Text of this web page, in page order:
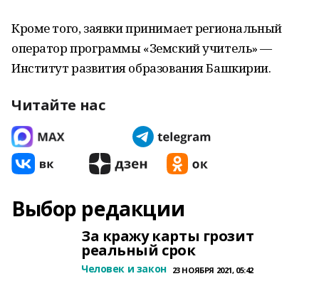
Кроме того, заявки принимает региональный
оператор программы «Земский учитель» —
Институт развития образования Башкирии.
Читайте нас
Выбор редакции
За кражу карты грозит
реальный срок
Человек и закон 23 НОЯБРЯ 2021, 05:42